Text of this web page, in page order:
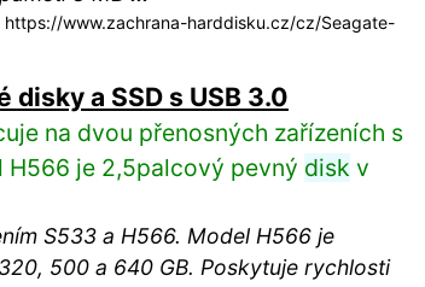
www.zachrana-harddisku.cz/cz/Seagate-
a SSD s USB 3.0
na dvou přenosných zařízeních s
H566 je 2,5palcový pevný disk v
S533 a H566. Model H566 je
500 a 640 GB. Poskytuje rychlosti